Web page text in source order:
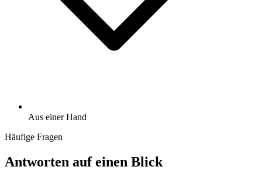
Aus einer Hand
Häufige Fragen
Antworten auf einen Blick